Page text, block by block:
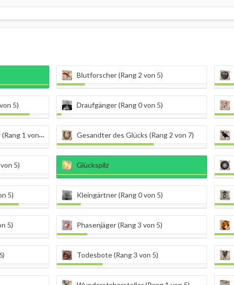
Blutforscher (Rang 2 von 5)
5) Draufgänger (Rang 0 von 5)
1 von 5) Gesandter des Glücks (Rang 2 von 7)
5) Glückspilz
5) Kleingärtner (Rang 0 von 5)
5) Phasenjäger (Rang 3 von 5)
Todesbote (Rang 3 von 5)